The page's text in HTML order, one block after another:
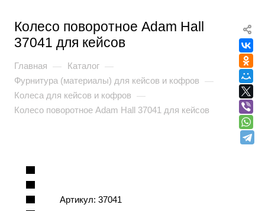
Колесо поворотное Adam Hall
37041 для кейсов
Главная — Каталог —
Фурнитура (материалы) для кейсов и кофров —
Колеса для кейсов и кофров —
Колесо поворотное Adam Hall 37041 для кейсов
Артикул: 37041